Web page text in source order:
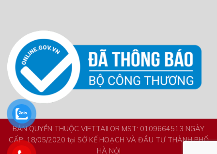
BẢN QUYỀN THUỘC VIETTAILOR MST: 0109664513 NGÀY
CẤP: 18/05/2020 tại SỞ KẾ HOẠCH VÀ ĐẦU TƯ THÀNH PHỐ
HÀ NỘI